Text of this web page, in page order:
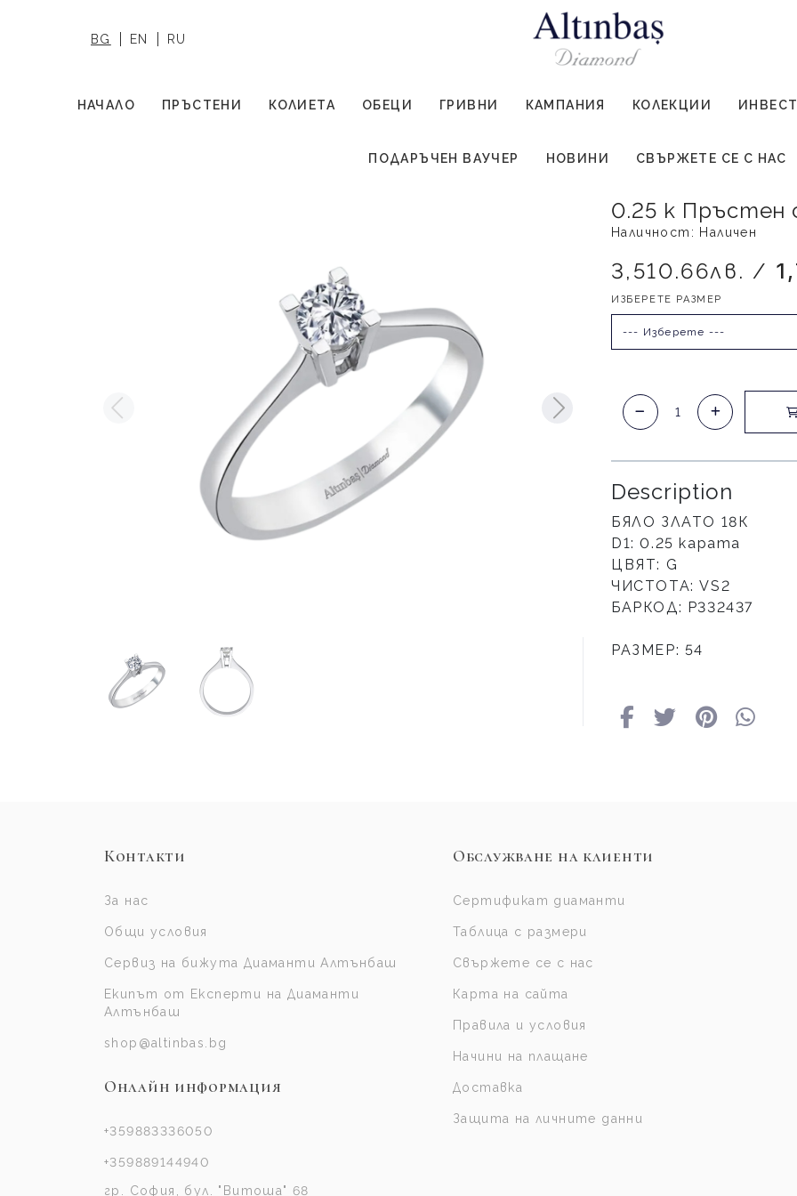
BG EN RU
НАЧАЛО ПРЪСТЕНИ КОЛИЕТА ОБЕЦИ ГРИВНИ КАМПАНИЯ КОЛЕКЦИИ
ПОДАРЪЧЕН ВАУЧЕР НОВИНИ СВЪРЖЕТЕ СЕ С НАС
0.25 к Пръстен
Наличност: Наличен
3,510.66лв. /
ИЗБЕРЕТЕ РАЗМЕР
--- Изберете ---
Description
БЯЛО ЗЛАТО 18К
D1: 0.25 карата
ЦВЯТ: G
ЧИСТОТА: VS2
БАРКОД: Р332437
РАЗМЕР: 54
Контакти
За нас
Общи условия
Сервиз на бижута Диаманти Алтънбаш
Екипът от Експерти на Диаманти
Алтънбаш
shop@altinbas.bg
Онлайн информация
+359883336050
+359889144940
гр. София, бул. "Витоша" 68
Обслужване на клиенти
Сертификат диаманти
Таблица с размери
Свържете се с нас
Карта на сайта
Правила и условия
Начини на плащане
Доставка
Защита на личните данни